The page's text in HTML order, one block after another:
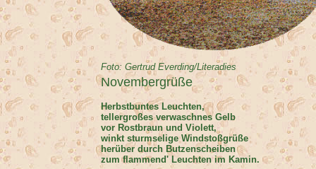
Foto: Gertrud Everding/Literadies
Novembergrüße
Herbstbuntes Leuchten,
tellergroßes verwaschnes Gelb
vor Rostbraun und Violett,
winkt sturmselige Windstoßgrüße
herüber durch Butzenscheiben
zum flammend' Leuchten im Kamin.